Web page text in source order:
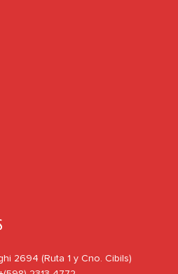
2694 (Ruta 1 y Cno. Cibils)